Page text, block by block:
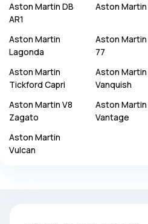
Aston Martin DB
AR1
Aston Martin
Aston Martin
Lagonda
Aston Martin
77
Aston Martin
Tickford Capri
Aston Martin
Vanquish
Aston Martin V8
Zagato
Aston Martin
Vantage
Aston Martin
Vulcan